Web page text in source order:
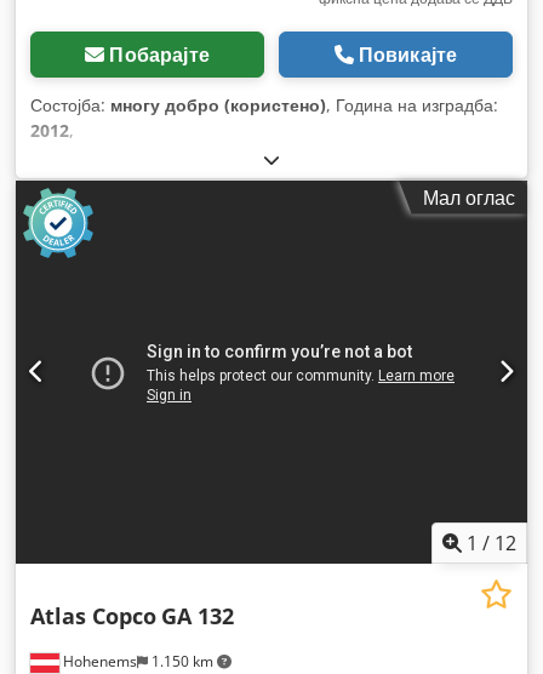
Побарајте Повикајте
Состојба: многу добро (користено), Година на изградба:
2012,
Мал оглас
1 / 12
Hohenems 1.150 km
Atlas Copco GA 132